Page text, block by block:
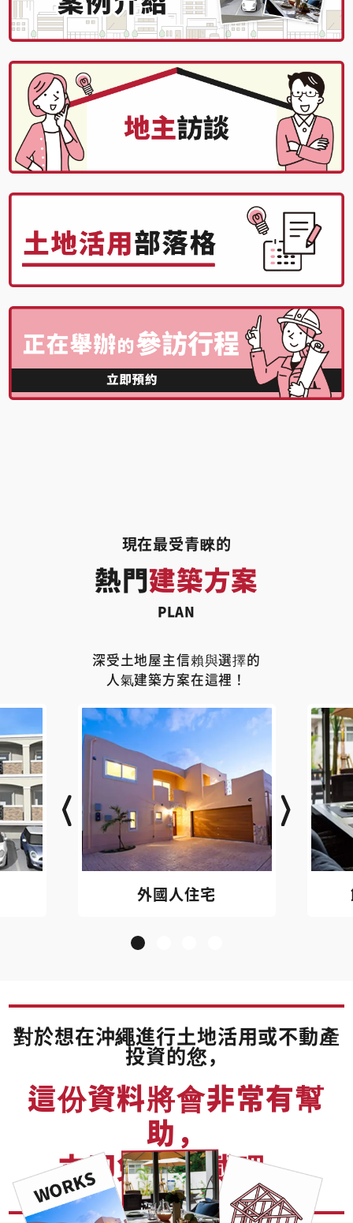
現在最受青睞的
熱門建築方案
PLAN
深受土地屋主信賴與選擇的
人氣建築方案在這裡！
外國人住宅
對於想在沖繩進行土地活用或不動產
投資的您，
這份資料將會非常有幫
助，
立即免費下載吧。